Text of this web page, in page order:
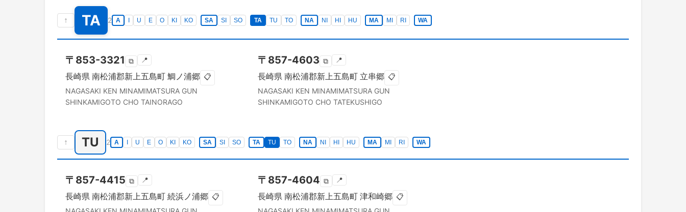
↑ TA 2 A U E O KI KO SA SI SO TA TU TO NA NI HI HU MA MI RI WA
〒 853-3321 ⧉ 📍
長崎県 南松浦郡新上五島町 鯛ノ浦郷 📋
NAGASAKI KEN MINAMIMATSURA GUN
SHINKAMIGOTO CHO TAINORAGO
〒 857-4603 ⧉ 📍
長崎県 南松浦郡新上五島町 立串郷 📋
NAGASAKI KEN MINAMIMATSURA GUN
SHINKAMIGOTO CHO TATEKUSHIGO
↑ TU 2 A U E O KI KO SA SI SO TA TU TO NA NI HI HU MA MI RI WA
〒 857-4415 ⧉ 📍
長崎県 南松浦郡新上五島町 続浜ノ浦郷 📋
〒 857-4604 ⧉ 📍
長崎県 南松浦郡新上五島町 津和崎郷 📋